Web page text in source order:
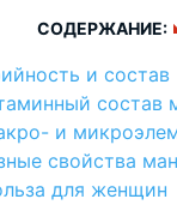
СОДЕРЖАНИЕ:
и состав
состав
и
свойства
для женщин